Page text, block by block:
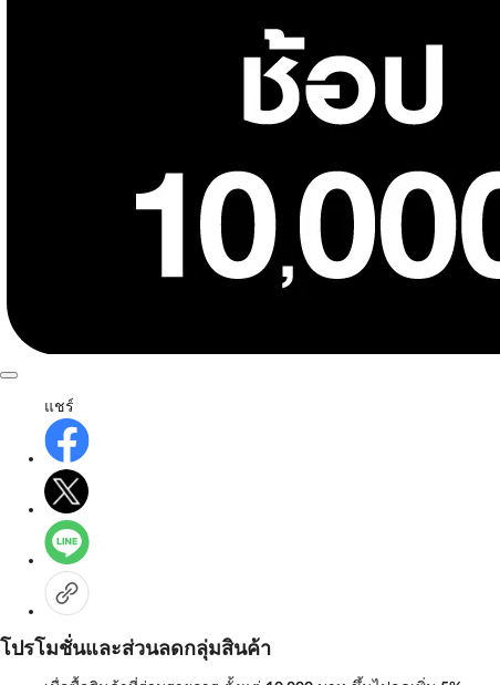
แชร์
โปรโมชั่นและส่วนลดกลุ่มสินค้า